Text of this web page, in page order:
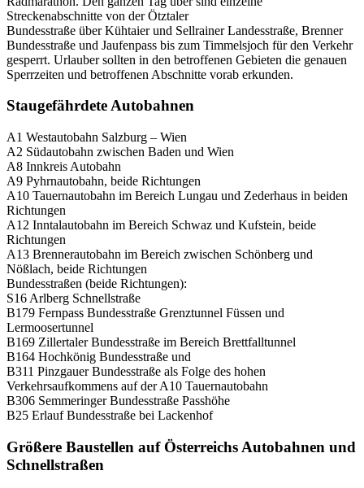
Streckenabschnitte von der Ötztaler
Bundesstraße über Kühtaier und Sellrainer Landesstraße, Brenner
Bundesstraße und Jaufenpass bis zum Timmelsjoch für den Verkehr
gesperrt. Urlauber sollten in den betroffenen Gebieten die genauen
Sperrzeiten und betroffenen Abschnitte vorab erkunden.
Staugefährdete Autobahnen
A1 Westautobahn Salzburg – Wien
A2 Südautobahn zwischen Baden und Wien
A8 Innkreis Autobahn
A9 Pyhrnautobahn, beide Richtungen
A10 Tauernautobahn im Bereich Lungau und Zederhaus in beiden
Richtungen
A12 Inntalautobahn im Bereich Schwaz und Kufstein, beide
Richtungen
A13 Brennerautobahn im Bereich zwischen Schönberg und
Nößlach, beide Richtungen
Bundesstraßen (beide Richtungen):
S16 Arlberg Schnellstraße
B179 Fernpass Bundesstraße Grenztunnel Füssen und
Lermoosertunnel
B169 Zillertaler Bundesstraße im Bereich Brettfalltunnel
B164 Hochkönig Bundesstraße und
B311 Pinzgauer Bundesstraße als Folge des hohen
Verkehrsaufkommens auf der A10 Tauernautobahn
B306 Semmeringer Bundesstraße Passhöhe
B25 Erlauf Bundesstraße bei Lackenhof
Größere Baustellen auf Österreichs Autobahnen und
Schnellstraßen